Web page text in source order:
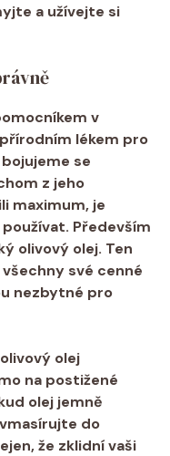
a užívejte si
v
lékem ‍pro
se
z‍ jeho
maximum, je⁤
Především
olivový olej. Ten
své cenné
nezbytné ⁤pro
olej
na postižené
olej‍ jemně
do
že zklidní vaši